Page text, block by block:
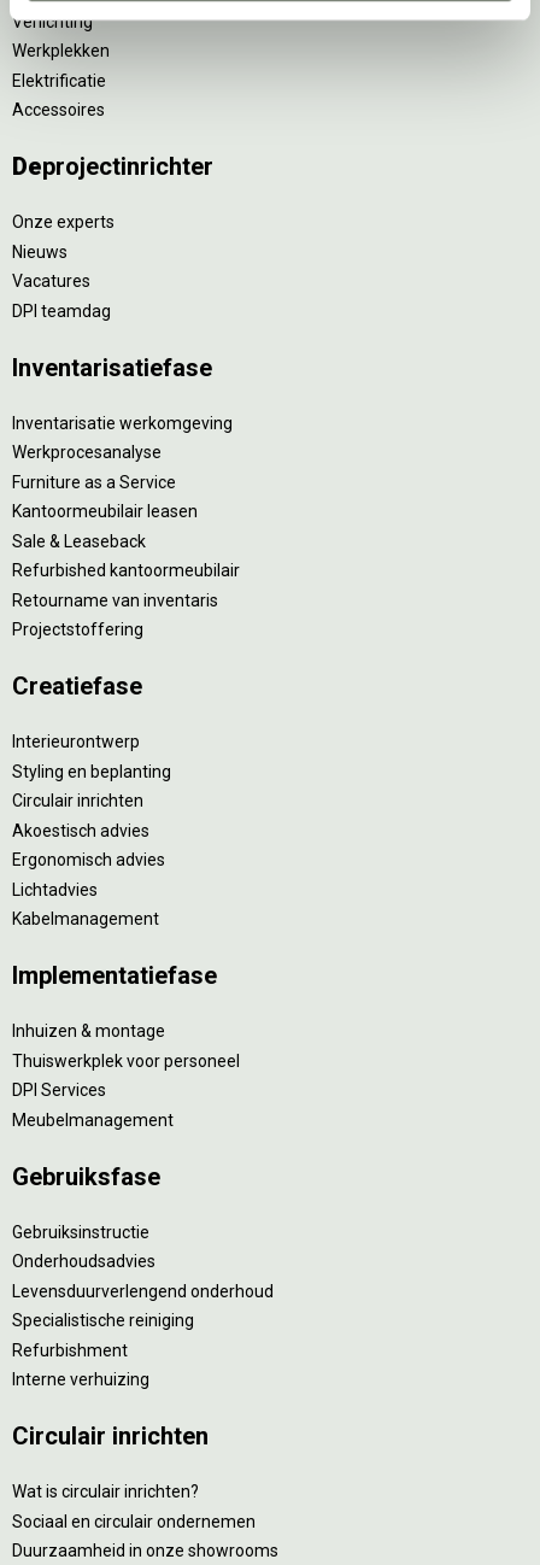
Verlichting
Werkplekken
Elektrificatie
Accessoires
Deprojectinrichter
Onze experts
Nieuws
Vacatures
DPI teamdag
Inventarisatiefase
Inventarisatie werkomgeving
Werkprocesanalyse
Furniture as a Service
Kantoormeubilair leasen
Sale & Leaseback
Refurbished kantoormeubilair
Retourname van inventaris
Projectstoffering
Creatiefase
Interieurontwerp
Styling en beplanting
Circulair inrichten
Akoestisch advies
Ergonomisch advies
Lichtadvies
Kabelmanagement
Implementatiefase
Inhuizen & montage
Thuiswerkplek voor personeel
DPI Services
Meubelmanagement
Gebruiksfase
Gebruiksinstructie
Onderhoudsadvies
Levensduurverlengend onderhoud
Specialistische reiniging
Refurbishment
Interne verhuizing
Circulair inrichten
Wat is circulair inrichten?
Sociaal en circulair ondernemen
Duurzaamheid in onze showrooms